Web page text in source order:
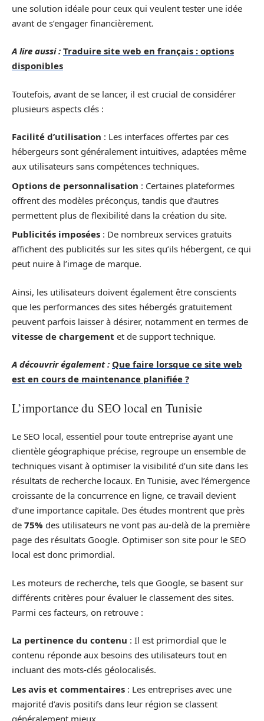
une solution idéale pour ceux qui veulent tester une idée
avant de s’engager financièrement.
A lire aussi : Traduire site web en français : options
disponibles
Toutefois, avant de se lancer, il est crucial de considérer
plusieurs aspects clés :
Facilité d’utilisation : Les interfaces offertes par ces
hébergeurs sont généralement intuitives, adaptées même
aux utilisateurs sans compétences techniques.
Options de personnalisation : Certaines plateformes
offrent des modèles préconçus, tandis que d’autres
permettent plus de flexibilité dans la création du site.
Publicités imposées : De nombreux services gratuits
affichent des publicités sur les sites qu’ils hébergent, ce qui
peut nuire à l’image de marque.
Ainsi, les utilisateurs doivent également être conscients
que les performances des sites hébergés gratuitement
peuvent parfois laisser à désirer, notamment en termes de
vitesse de chargement et de support technique.
A découvrir également : Que faire lorsque ce site web
est en cours de maintenance planifiée ?
L’importance du SEO local en Tunisie
Le SEO local, essentiel pour toute entreprise ayant une
clientèle géographique précise, regroupe un ensemble de
techniques visant à optimiser la visibilité d’un site dans les
résultats de recherche locaux. En Tunisie, avec l’émergence
croissante de la concurrence en ligne, ce travail devient
d’une importance capitale. Des études montrent que près
de 75% des utilisateurs ne vont pas au-delà de la première
page des résultats Google. Optimiser son site pour le SEO
local est donc primordial.
Les moteurs de recherche, tels que Google, se basent sur
différents critères pour évaluer le classement des sites.
Parmi ces facteurs, on retrouve :
La pertinence du contenu : Il est primordial que le
contenu réponde aux besoins des utilisateurs tout en
incluant des mots-clés géolocalisés.
Les avis et commentaires : Les entreprises avec une
majorité d’avis positifs dans leur région se classent
généralement mieux.